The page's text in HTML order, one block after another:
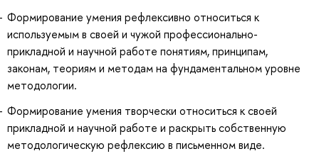
Формирование умения рефлексивно относиться к
используемым в своей и чужой профессионально-
прикладной и научной работе понятиям, принципам,
законам, теориям и методам на фундаментальном уровне
методологии.
Формирование умения творчески относиться к своей
прикладной и научной работе и раскрыть собственную
методологическую рефлексию в письменном виде.